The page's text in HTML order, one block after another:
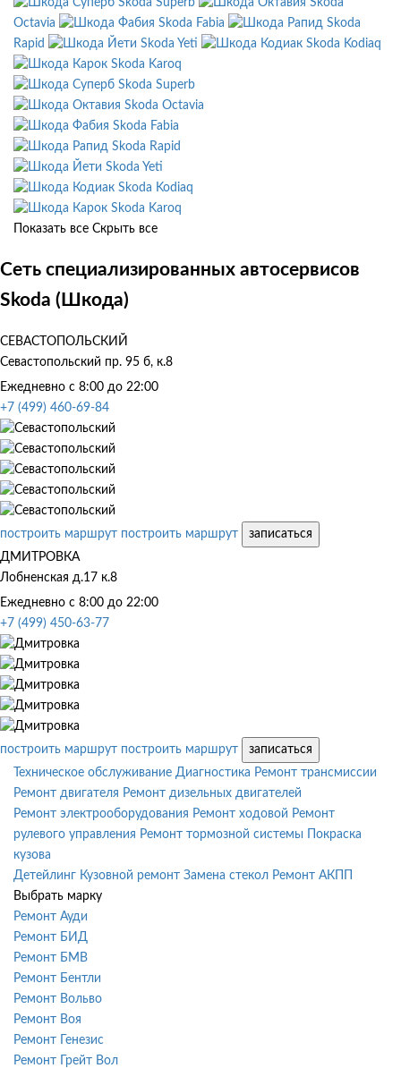
Skoda Superb
Skoda
Octavia
Skoda Fabia
Skoda
Rapid
Skoda Yeti
Skoda Kodiaq
Skoda Karoq
Skoda Superb
Skoda Octavia
Skoda Fabia
Skoda Rapid
Skoda Yeti
Skoda Kodiaq
Skoda Karoq
Показать все Скрыть все
Сеть специализированных автосервисов
Skoda (Шкода)
СЕВАСТОПОЛЬСКИЙ
Севастопольский пр. 95 б, к.8
Ежедневно с 8:00 до 22:00
+7 (499) 460-69-84
построить маршрут построить маршрут
записаться
ДМИТРОВКА
Лобненская д.17 к.8
Ежедневно с 8:00 до 22:00
+7 (499) 450-63-77
построить маршрут построить маршрут
записаться
Техническое обслуживание Диагностика Ремонт трансмиссии
Ремонт двигателя Ремонт дизельных двигателей
Ремонт электрооборудования Ремонт ходовой Ремонт
рулевого управления Ремонт тормозной системы
Покраска
кузова
Детейлинг Кузовной ремонт Замена стекол Ремонт АКПП
Выбрать марку
Ремонт Ауди
Ремонт БИД
Ремонт БМВ
Ремонт Бентли
Ремонт Вольво
Ремонт Воя
Ремонт Генезис
Ремонт Грейт Вол